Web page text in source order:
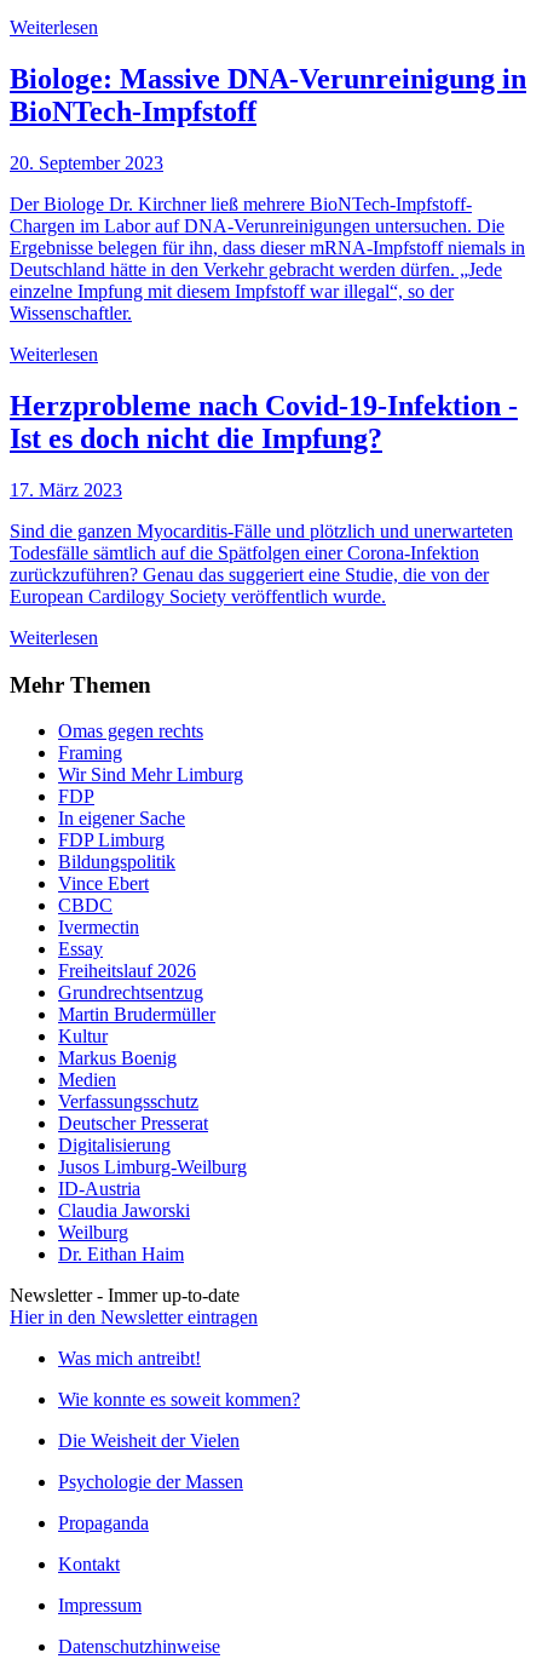
Weiterlesen
Biologe: Massive DNA-Verunreinigung in
BioNTech-Impfstoff
20. September 2023
Der Biologe Dr. Kirchner ließ mehrere BioNTech-Impfstoff-
Chargen im Labor auf DNA-Verunreinigungen untersuchen. Die
Ergebnisse belegen für ihn, dass dieser mRNA-Impfstoff niemals in
Deutschland hätte in den Verkehr gebracht werden dürfen. „Jede
einzelne Impfung mit diesem Impfstoff war illegal“, so der
Wissenschaftler.
Weiterlesen
Herzprobleme nach Covid-19-Infektion -
Ist es doch nicht die Impfung?
17. März 2023
Sind die ganzen Myocarditis-Fälle und plötzlich und unerwarteten
Todesfälle sämtlich auf die Spätfolgen einer Corona-Infektion
zurückzuführen? Genau das suggeriert eine Studie, die von der
European Cardilogy Society veröffentlich wurde.
Weiterlesen
Mehr Themen
Omas gegen rechts
Framing
Wir Sind Mehr Limburg
FDP
In eigener Sache
FDP Limburg
Bildungspolitik
Vince Ebert
CBDC
Ivermectin
Essay
Freiheitslauf 2026
Grundrechtsentzug
Martin Brudermüller
Kultur
Markus Boenig
Medien
Verfassungsschutz
Deutscher Presserat
Digitalisierung
Jusos Limburg-Weilburg
ID-Austria
Claudia Jaworski
Weilburg
Dr. Eithan Haim
Newsletter - Immer up-to-date
Hier in den Newsletter eintragen
Was mich antreibt!
Wie konnte es soweit kommen?
Die Weisheit der Vielen
Psychologie der Massen
Propaganda
Kontakt
Impressum
Datenschutzhinweise